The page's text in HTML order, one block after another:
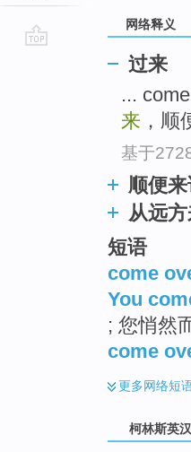
网络释义
过来
...
来 ，
基于
顺便
从远
短语
come
You
; 您悄然
come
更多网络短
柯林斯英